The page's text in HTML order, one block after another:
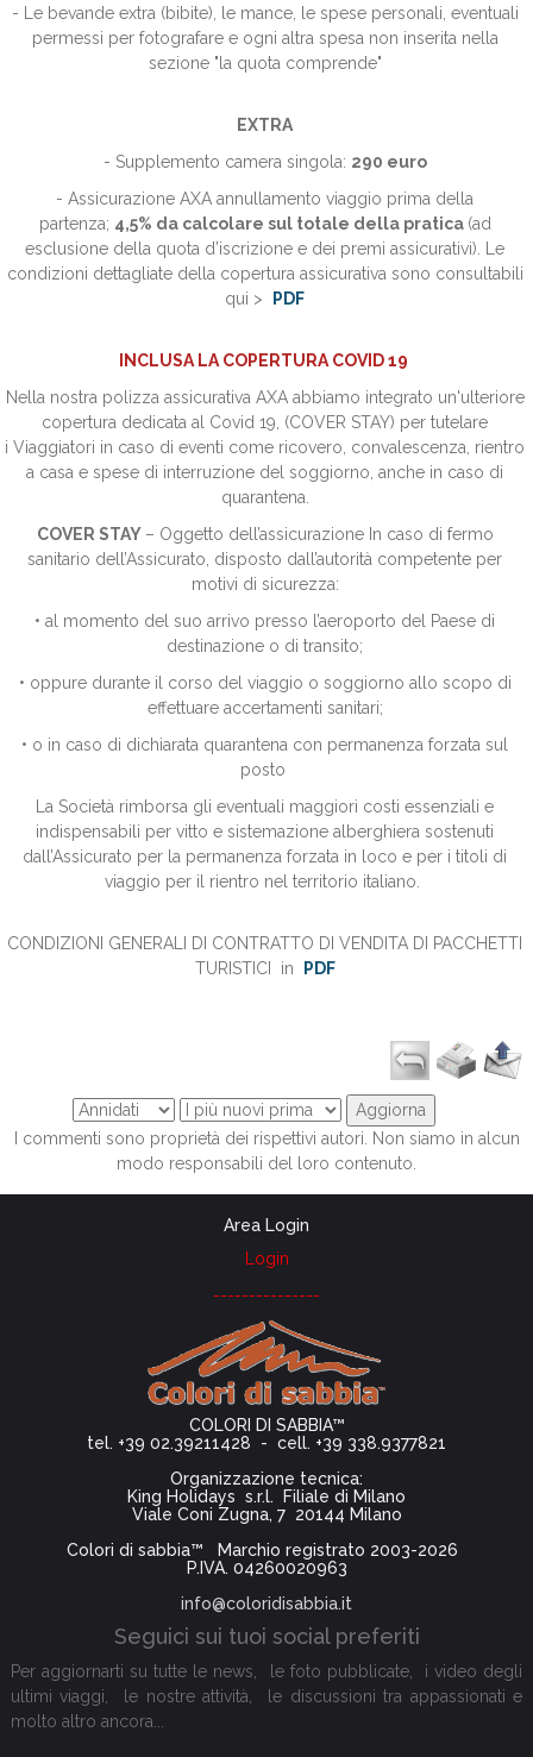
- Le bevande extra (bibite), le mance, le spese personali, eventuali
permessi per fotografare e ogni altra spesa non inserita nella
sezione "la quota comprende"
EXTRA
- Supplemento camera singola: 290 euro
- Assicurazione AXA annullamento viaggio prima della
partenza; 4,5% da calcolare sul totale della pratica (ad
esclusione della quota d’iscrizione e dei premi assicurativi). Le
condizioni dettagliate della copertura assicurativa sono consultabili
qui >
PDF
INCLUSA LA COPERTURA COVID 19
Nella nostra polizza assicurativa AXA abbiamo integrato un'ulteriore
copertura dedicata al Covid 19, (COVER STAY) per tutelare
i Viaggiatori in caso di eventi come ricovero, convalescenza, rientro
a casa e spese di interruzione del soggiorno, anche in caso di
quarantena.
COVER STAY – Oggetto dell’assicurazione In caso di fermo
sanitario dell’Assicurato, disposto dall’autorità competente per
motivi di sicurezza:
• al momento del suo arrivo presso l’aeroporto del Paese di
destinazione o di transito;
• oppure durante il corso del viaggio o soggiorno allo scopo di
effettuare accertamenti sanitari;
• o in caso di dichiarata quarantena con permanenza forzata sul
posto
La Società rimborsa gli eventuali maggiori costi essenziali e
indispensabili per vitto e sistemazione alberghiera sostenuti
dall’Assicurato per la permanenza forzata in loco e per i titoli di
viaggio per il rientro nel territorio italiano.
CONDIZIONI GENERALI DI CONTRATTO DI VENDITA DI PACCHETTI
TURI STICI in PDF
I commenti sono proprietà dei rispettivi autori. Non siamo in alcun
modo responsabili del loro contenuto.
Area Login
Login
---------------
COLORI DI SABBIA™
tel. +39 02.39211428 - cell. +39 338.9377821
Organizzazione tecnica:
King Holidays s.r.l. Filiale di Milano
Viale Coni Zugna, 7 20144 Milano
Colori di sabbia™ Marchio registrato 2003-2026
P.IVA. 04260020963
info@coloridisabbia.it
Seguici sui tuoi social preferiti
Per aggiornarti su tutte le news, le foto pubblicate, i video degli
ultimi viaggi, le nostre attività, le discussioni tra appassionati e
molto altro ancora...